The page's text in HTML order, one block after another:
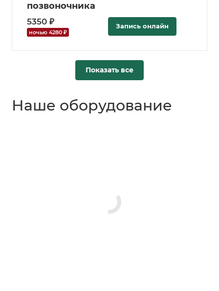
позвоночника
5350 ₽
ночью 4280 ₽
Запись онлайн
Показать все
Наше оборудование